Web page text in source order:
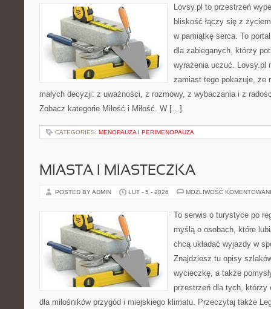
Lovsy.pl to przestrzeń
bliskość łączy się z
w pamiątkę serca. To
dla zabieganych, którzy
wyrażenia uczuć. Lovsy.pl
zamiast tego pokazuje, że
małych decyzji: z uważności, z rozmowy, z wybaczania i z
Zobacz kategorie Miłość i Miłość. W […]
CATEGORIES: MENOPAUZA I PERIMENOPAUZA
MIASTA I MIASTECZKA
POSTED BY ADMIN LUT - 5 - 2026 MOŻLIWOŚĆ
To serwis o turystyce po
myślą o osobach, które
chcą układać wyjazdy w
Znajdziesz tu opisy
wycieczkę, a także
przestrzeń dla tych, którzy
dla miłośników przygód i miejskiego klimatu. Przeczytaj także